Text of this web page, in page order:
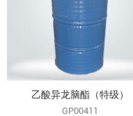
乙酸异龙脑酯（特级）
GP00411